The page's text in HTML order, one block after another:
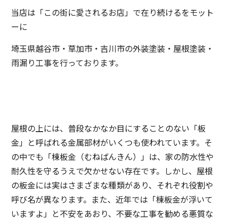
当店は「この街に愛されるお店」で在り続けるをモット
ーに
埼玉県越谷市・草加市・吉川市の外装塗装・屋根塗装・
雨漏り工事を行っております。
屋根の上には、普段なかなか目にすることのない「板
金」と呼ばれる金属部材がいくつも使われています。そ
の中でも「棟板金（むねばんきん）」は、家の防水性や
耐久性を守るうえで欠かせない存在です。しかし、屋根
の板金には実はさまざまな種類があり、それぞれ役割や
呼び名が異なります。また、近年では「棟板金が浮いて
いますよ」と不安をあおり、不要な工事を勧める悪質な